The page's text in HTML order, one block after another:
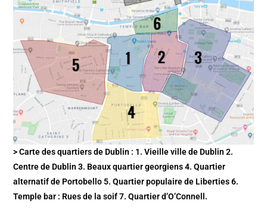
> Carte des quartiers de Dublin : 1. Vieille ville de Dublin 2.
Centre de Dublin 3. Beaux quartier georgiens 4. Quartier
alternatif de Portobello 5. Quartier populaire de Liberties 6.
Temple bar : Rues de la soif 7. Quartier d’O’Connell.